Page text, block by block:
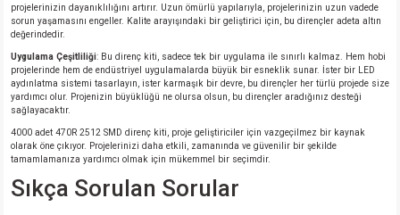
projelerinizin dayanıklılığını artırır. Uzun ömürlü yapılarıyla, projelerinizin uzun vadede
sorun yaşamasını engeller. Kalite arayışındaki bir geliştirici için, bu dirençler adeta altın
değerindedir.
Uygulama Çeşitliliği: Bu direnç kiti, sadece tek bir uygulama ile sınırlı kalmaz. Hem hobi
projelerinde hem de endüstriyel uygulamalarda büyük bir esneklik sunar. İster bir LED
aydınlatma sistemi tasarlayın, ister karmaşık bir devre, bu dirençler her türlü projede size
yardımcı olur. Projenizin büyüklüğü ne olursa olsun, bu dirençler aradığınız desteği
sağlayacaktır.
4000 adet 470R 2512 SMD direnç kiti, proje geliştiriciler için vazgeçilmez bir kaynak
olarak öne çıkıyor. Projelerinizi daha etkili, zamanında ve güvenilir bir şekilde
tamamlamanıza yardımcı olmak için mükemmel bir seçimdir.
Sıkça Sorulan Sorular